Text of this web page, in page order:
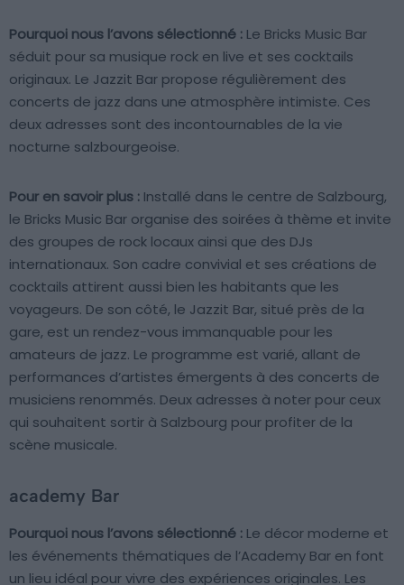
Pourquoi nous l’avons sélectionné : Le Bricks Music Bar
séduit pour sa musique rock en live et ses cocktails
originaux. Le Jazzit Bar propose régulièrement des
concerts de jazz dans une atmosphère intimiste. Ces
deux adresses sont des incontournables de la vie
nocturne salzbourgeoise.
Pour en savoir plus : Installé dans le centre de Salzbourg,
le Bricks Music Bar organise des soirées à thème et invite
des groupes de rock locaux ainsi que des DJs
internationaux. Son cadre convivial et ses créations de
cocktails attirent aussi bien les habitants que les
voyageurs. De son côté, le Jazzit Bar, situé près de la
gare, est un rendez-vous immanquable pour les
amateurs de jazz. Le programme est varié, allant de
performances d’artistes émergents à des concerts de
musiciens renommés. Deux adresses à noter pour ceux
qui souhaitent sortir à Salzbourg pour profiter de la
scène musicale.
academy Bar
Pourquoi nous l’avons sélectionné : Le décor moderne et
les événements thématiques de l’Academy Bar en font
un lieu idéal pour vivre des expériences originales. Les